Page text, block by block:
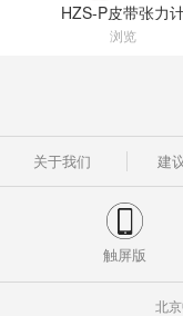
HZS-P皮带张力
浏览
关于我们 建
触屏版
北